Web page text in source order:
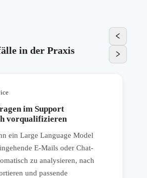
in der Praxis
im Support
vorqualifizieren
ein Large Language Model
E-Mails oder Chat-
zu analysieren, nach
und passende